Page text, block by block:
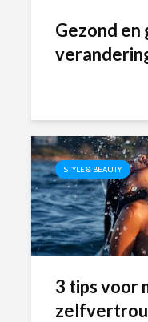
Gezond en
STYLE & BEAUTY
3 tips voor